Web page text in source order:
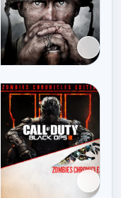
برای افزودن وارد شوید
برای افزودن وارد شوید